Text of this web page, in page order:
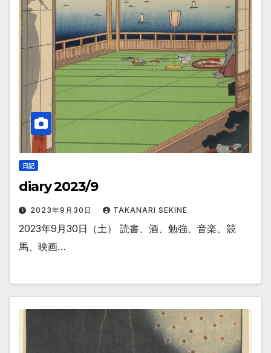
日記
diary 2023/9
2023年9月30日 TAKANARI SEKINE
2023年9月30日（土） 読書、酒、勉強、音楽、競
馬、映画…